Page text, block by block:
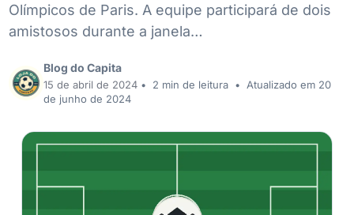
Olímpicos de Paris. A equipe participará de dois
amistosos durante a janela…
Blog do Capita
15 de abril de 2024 • 2 min de leitura •
Atualizado em 20
de junho de 2024